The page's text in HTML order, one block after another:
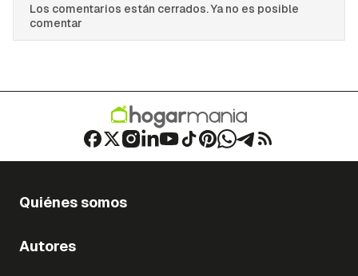
Los comentarios están cerrados. Ya no es posible
comentar
Quiénes somos
Autores